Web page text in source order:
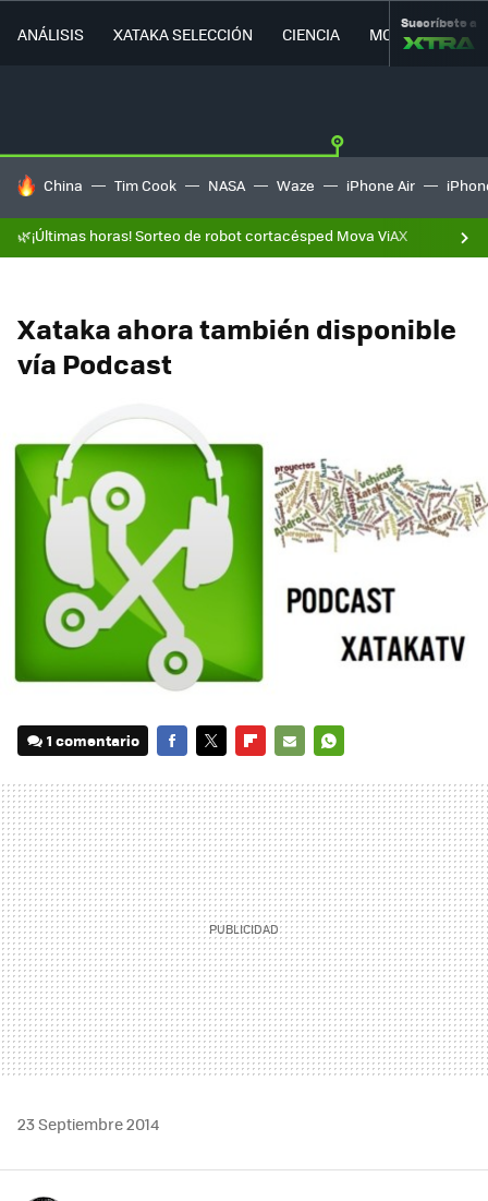
ANÁLISIS XATAKA SELECCIÓN CIENCIA MOVILIDAD
Suscríbete a
HOY SE HABLA DE
China Tim Cook NASA Waze iPhone Air
🌿¡Últimas horas! Sorteo de robot cortacésped Mova ViAX
Xataka ahora también disponible
vía Podcast
1 comentario
MAIL
23 Septiembre 2014